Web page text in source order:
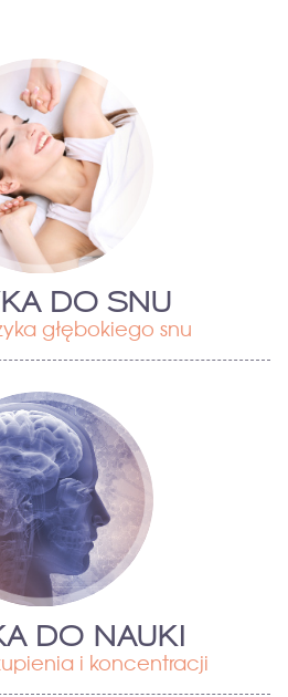
DO SNU
głębokiego snu
DO NAUKI
i koncentracji